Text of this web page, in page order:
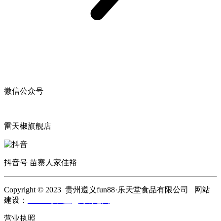
微信公众号
雷天椒旗舰店
抖音号 苗寨人家佳裕
Copyright © 2023 贵州遵义fun88·乐天堂食品有限公司 网站
建设：
营业执照